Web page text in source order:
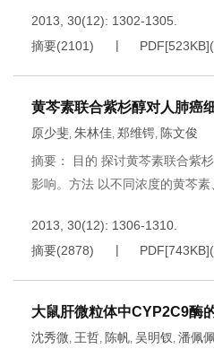
2013, 30(12): 1302-1305.
摘要(2101) PDF[523KB](
黄芩素联合紫杉醇对人肺癌
原少斐, 朱林佳, 郑维锷, 陈文俊
摘要： 目的 探讨黄芩素联合紫
影响。方法 以不同浓度的黄芩素
2013, 30(12): 1306-1310.
摘要(2878) PDF[743KB](
大鼠肝微粒体中CYP2C9酶
沈秀微, 王哲, 陈帆, 吴明钗, 潘佩